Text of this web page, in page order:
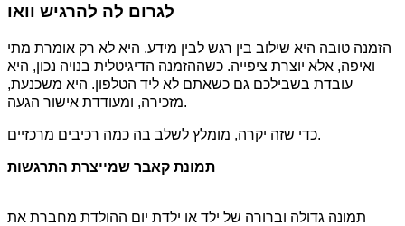
לגרום לה להרגיש וואו
הזמנה טובה היא שילוב בין רגש לבין מידע. היא לא רק אומרת מתי
ואיפה, אלא יוצרת ציפייה. כשההזמנה הדיגיטלית בנויה נכון, היא
עובדת בשבילכם גם כשאתם לא ליד הטלפון. היא משכנעת,
מזכירה, ומעודדת אישור הגעה.
כדי שזה יקרה, מומלץ לשלב בה כמה רכיבים מרכזיים.
תמונת קאבר שמייצרת התרגשות
תמונה גדולה וברורה של ילד או ילדת יום ההולדת מחברת את